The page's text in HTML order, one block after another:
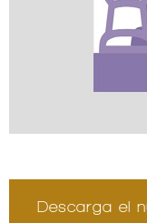
Descarga el